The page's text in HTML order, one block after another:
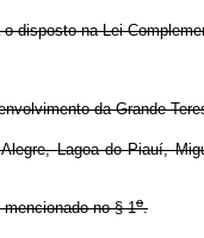
disposto na Lei
da Grande
Lagoa do Piauí,
no § 1o.